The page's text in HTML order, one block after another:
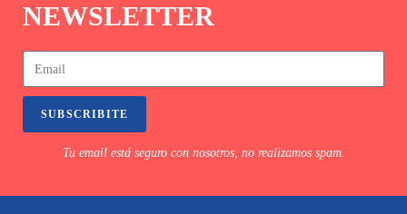
NEWSLETTER
SUBSCRIBITE
Tu email está seguro con nosotros, no realizamos spam.